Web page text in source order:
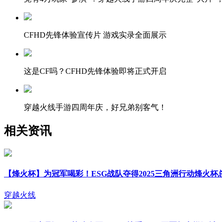
CFHD先锋体验宣传片 游戏实录全面展示
这是CF吗？CFHD先锋体验即将正式开启
穿越火线手游四周年庆，好兄弟别客气！
相关资讯
【烽火杯】为冠军喝彩！ESG战队夺得2025三角洲行动烽火杯
穿越火线